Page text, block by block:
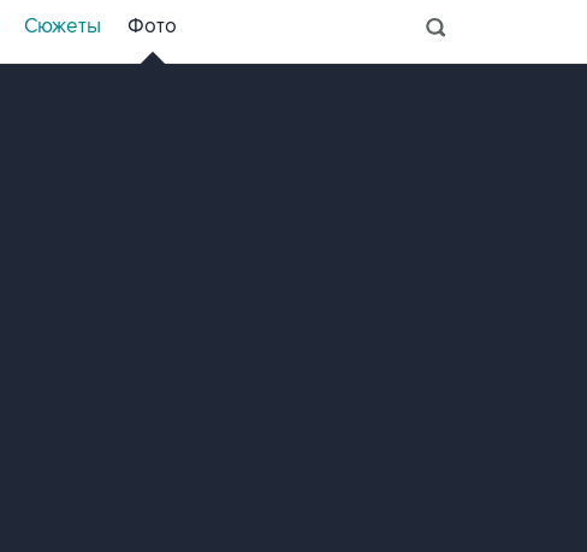
Сюжеты Фото